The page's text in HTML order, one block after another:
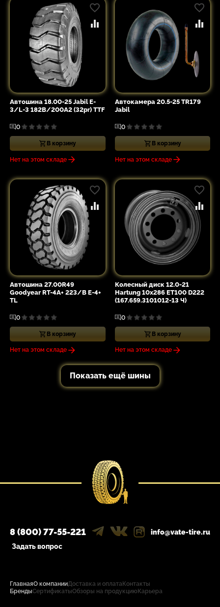
Автошина 18.00-25 Jabil E-
3/L-3 182B/200A2 (32pr) TTF
0
В корзину
Нет на этом складе
Автокамера 20.5-25 TR179
Jabil
0
В корзину
Нет на этом складе
Автошина 27.00R49
Goodyear RT-4A+ 223/B E-4+
TL
0
В корзину
Нет на этом складе
Колесный диск 12.0-21
Hartung 10x286 ET100 D222
(167.659.3101012-13 Ч)
0
В корзину
Нет на этом складе
Показать ещё шины
ГлавнаяО компанииДоставка и оплата Контакты
БрендыСертификатыОбзоры на продукцию Карьера
8 (800) 77-55-221
info@vate-tire.ru
Задать вопрос